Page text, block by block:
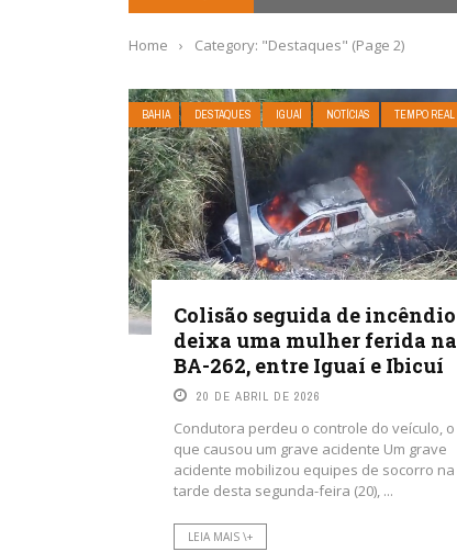
Home › Category: "Destaques" (Page 2)
BAHIA DESTAQUES IGUAÍ NOTÍCIAS TEMPO REAL
Colisão seguida de incêndio
deixa uma mulher ferida na
BA-262, entre Iguaí e Ibicuí
20 DE ABRIL DE 2026
Condutora perdeu o controle do veículo, o
que causou um grave acidente Um grave
acidente mobilizou equipes de socorro na
tarde desta segunda-feira (20), ...
LEIA MAIS \+